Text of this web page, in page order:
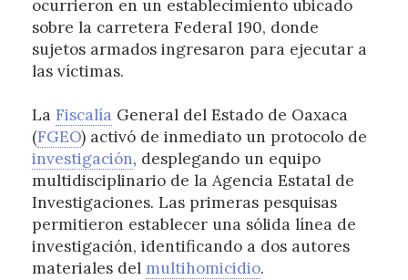
ocurrieron en un establecimiento ubicado
sobre la carretera Federal 190, donde
sujetos armados ingresaron para ejecutar a
las víctimas.
La Fiscalía General del Estado de Oaxaca
(FGEO) activó de inmediato un protocolo de
investigación, desplegando un equipo
multidisciplinario de la Agencia Estatal de
Investigaciones. Las primeras pesquisas
permitieron establecer una sólida línea de
investigación, identificando a dos autores
materiales del multihomicidio.